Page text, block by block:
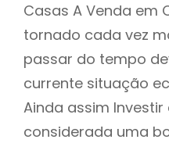
Casas A Venda em
tornado cada vez
passar do tempo
currente situação
Ainda assim Investir
considerada uma